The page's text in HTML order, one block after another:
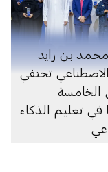
بن زايد
تحتفي
الخامسة
في تعليم الذكاء